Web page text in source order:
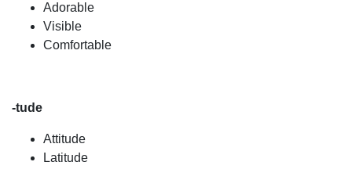
Adorable
Visible
Comfortable
-tude
Attitude
Latitude